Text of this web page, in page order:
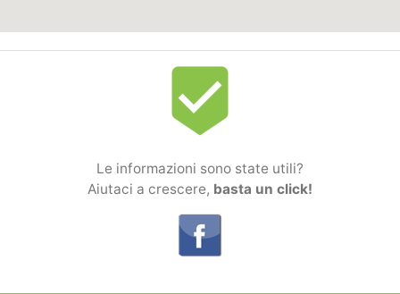
beenhere
Le informazioni sono state utili?
Aiutaci a crescere, basta un click!